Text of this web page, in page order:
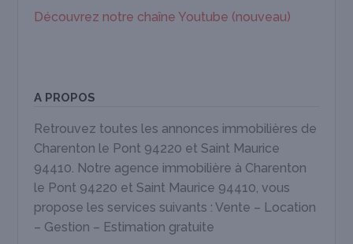
Découvrez notre chaîne Youtube (nouveau)
A PROPOS
Retrouvez toutes les annonces immobilières de
Charenton le Pont 94220 et Saint Maurice
94410. Notre agence immobilière à Charenton
le Pont 94220 et Saint Maurice 94410, vous
propose les services suivants : Vente – Location
– Gestion – Estimation gratuite